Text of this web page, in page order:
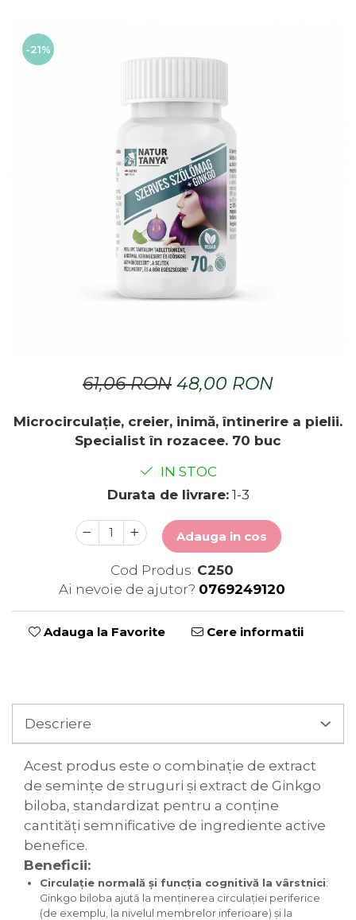
GOODWILL
HERBS OF HEAVEN
-21%
61,06 RON 48,00 RON
Microcirculație, creier, inimă, întinerire a pielii.
Specialist în rozacee. 70 buc
IN STOC
Durata de livrare:1-3
Adauga in cos
Cod Produs: C250
Ai nevoie de ajutor? 0769249120
Adauga la Favorite Cere informatii
Descriere
Acest produs este o combinație de extract
de semințe de struguri și extract de Ginkgo
biloba, standardizat pentru a conține
cantități semnificative de ingrediente active
benefice.
Beneficii:
Circulație normală și funcția cognitivă la vârstnici:
Ginkgo biloba ajută la menținerea circulației periferice
(de exemplu, la nivelul membrelor inferioare) și la